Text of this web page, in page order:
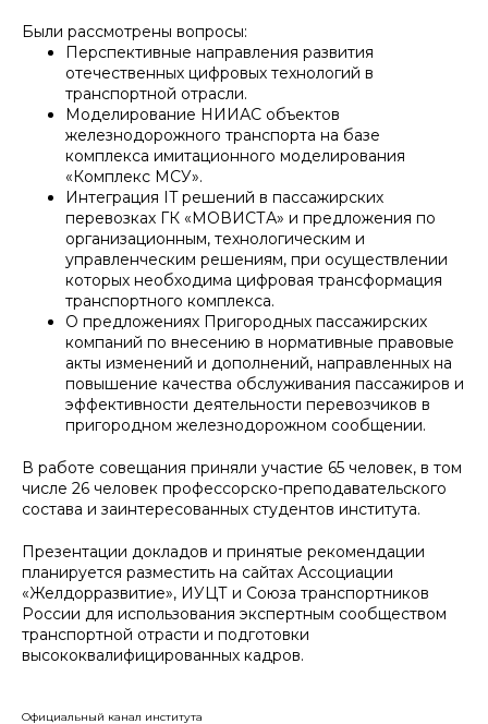
Были рассмотрены вопросы:
Перспективные направления развития
отечественных цифровых технологий в
транспортной отрасли.
Моделирование НИИАС объектов
железнодорожного транспорта на базе
комплекса имитационного моделирования
«Комплекс МСУ».
Интеграция IT решений в пассажирских
перевозках ГК «МОВИСТА» и предложения по
организационным, технологическим и
управленческим решениям, при осуществлении
которых необходима цифровая трансформация
транспортного комплекса.
О предложениях Пригородных пассажирских
компаний по внесению в нормативные правовые
акты изменений и дополнений, направленных на
повышение качества обслуживания пассажиров и
эффективности деятельности перевозчиков в
пригородном железнодорожном сообщении.
В работе совещания приняли участие 65 человек, в том
числе 26 человек профессорско-преподавательского
состава и заинтересованных студентов института.
Презентации докладов и принятые рекомендации
планируется разместить на сайтах Ассоциации
«Желдорразвитие», ИУЦТ и Союза транспортников
России для использования экспертным сообществом
транспортной отрасти и подготовки
высококвалифицированных кадров.
Официальный канал института